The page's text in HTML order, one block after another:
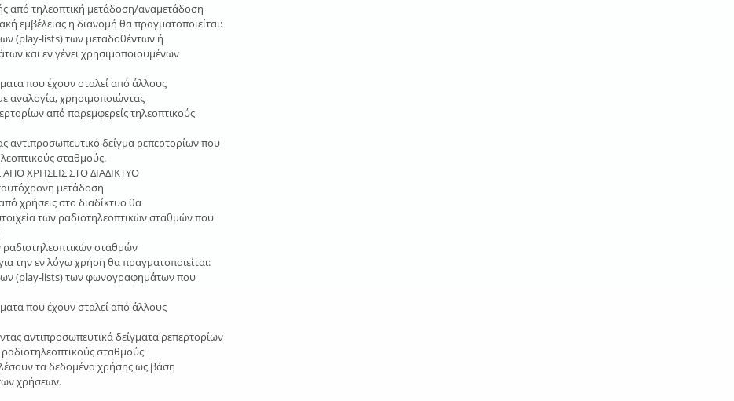
από τηλεοπτική μετάδοση/αναμετάδοση
εμβέλειας η διανομή θα πραγματοποιείται:
(play-lists) των μεταδοθέντων ή
και εν γένει χρησιμοποιουμένων
που έχουν σταλεί από άλλους
αναλογία, χρησιμοποιώντας
από παρεμφερείς τηλεοπτικούς
αντιπροσωπευτικό δείγμα ρεπερτορίων που
σταθμούς.
ΧΡΗΣΕΙΣ ΣΤΟ ΔΙΑΔΙΚΤΥΟ
μετάδοση
χρήσεις στο διαδίκτυο θα
των ραδιοτηλεοπτικών σταθμών που
ραδιοτηλεοπτικών σταθμών
την εν λόγω χρήση θα πραγματοποιείται:
(play-lists) των φωνογραφημάτων που
που έχουν σταλεί από άλλους
αντιπροσωπευτικά δείγματα ρεπερτορίων
σταθμούς
τα δεδομένα χρήσης ως βάση
χρήσεων.